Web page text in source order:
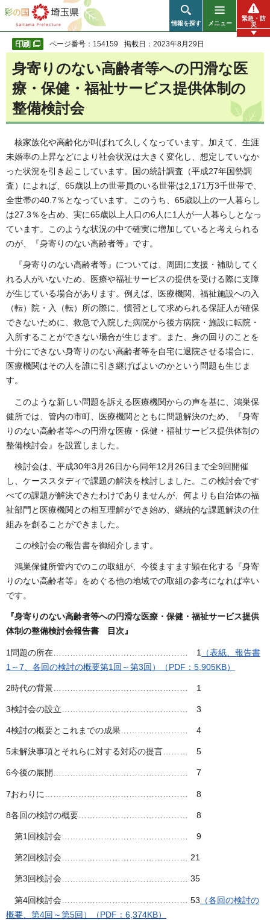
彩の国 埼玉県
情報を探す メニュー
緊急・防
災
ページ番号：154159 掲載日：2023年8月29日
身寄りのない高齢者等への円滑な医
療・保健・福祉サービス提供体制の
整備検討会
核家族化や高齢化が叫ばれて久しくなっています。加えて、生涯
未婚率の上昇などにより社会状況は大きく変化し、想定していなか
った状況を引き起こしています。国の統計調査（平成27年国勢調
査）によれば、65歳以上の世帯員のいる世帯は2,171万3千世帯で、
全世帯の40.7％となっています。このうち、65歳以上の一人暮らし
は27.3％を占め、実に65歳以上人口の6人に1人が一人暮らしとなっ
ています。このような状況の中で確実に増加していると考えられる
のが、『身寄りのない高齢者等』です。
『身寄りのない高齢者等』については、周囲に支援・補助してく
れる人がいないため、医療や福祉サービスの提供を受ける際に支障
が生じている場合があります。例えば、医療機関、福祉施設への入
（転）院・入（転）所の際に、慣習として求められる保証人が確保
できないために、救急で入院した病院から後方病院・施設に転院・
入所することができない場合が生じます。また、身の回りのことを
十分にできない身寄りのない高齢者等を自宅に退院させる場合に、
医療機関はその人を誰に引き継げばよいのかという問題も生じま
す。
このような新しい問題を訴える医療機関からの声を基に、鴻巣保
健所では、管内の市町、医療機関とともに問題解決のため、『身寄
りのない高齢者等への円滑な医療・保健・福祉サービス提供体制の
整備検討会』を設置しました。
検討会は、平成30年3月26日から同年12月26日まで全9回開催
し、ケーススタディで課題の解決を検討しました。この検討会です
べての課題が解決できたわけでありませんが、何よりも自治体の福
祉部門と医療機関との相互理解ができ始め、継続的な課題解決の仕
組みを創ることができました。
この検討会の報告書を御紹介します。
鴻巣保健所管内でのこの取組が、今後ますます顕在化する『身寄
りのない高齢者等』をめぐる他の地域での取組の参考になれば幸い
です。
『身寄りのない高齢者等への円滑な医療・保健・福祉サービス提供
体制の整備検討会報告書 目次』
1問題の所在………………………………………… 1
（表紙、報告書
1～7、各回の検討の概要第1回～第3回）（PDF：5,905KB）
2時代の背景………………………………………… 1
3検討会の設立……………………………………… 3
4検討の概要とこれまでの成果…………………… 4
5未解決事項とそれらに対する対応の提言……… 5
6今後の展開………………………………………… 7
7おわりに…………………………………………… 8
8各回の検討の概要………………………………… 8
第1回検討会……………………………………… 9
第2回検討会……………………………………… 21
第3回検討会……………………………………… 35
第4回検討会……………………………………… 53 （各回の検討の
概要、第4回～第5回）（PDF：6,374KB）